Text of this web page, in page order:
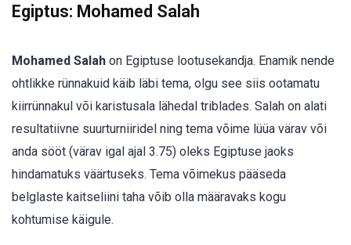
Egiptus: Mohamed Salah
Mohamed Salah on Egiptuse lootusekandja. Enamik nende
ohtlikke rünnakuid käib läbi tema, olgu see siis ootamatu
kiirrünnakul või karistusala lähedal triblades. Salah on alati
resultatiivne suurturniiridel ning tema võime lüüa värav või
anda sööt (värav igal ajal 3.75) oleks Egiptuse jaoks
hindamatuks väärtuseks. Tema võimekus pääseda
belglaste kaitseliini taha võib olla määravaks kogu
kohtumise käigule.